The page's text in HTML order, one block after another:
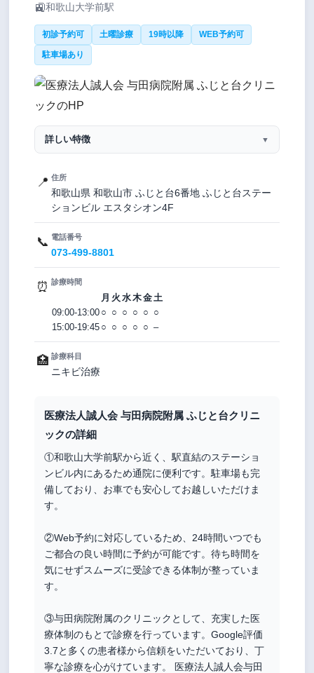
🚉和歌山大学前駅
初診予約可 土曜診療 19時以降 WEB予約可
駐車場あり
詳しい特徴 ▼
📍 住所
和歌山県 和歌山市 ふじと台6番地 ふじと台ステー
ションビル エスタシオン4F
📞 電話番号
073-499-8801
⏰ 診療時間
月 火 水木金 土
09:00-13:00 ○ ○ ○ ○ ○ ○
15:00-19:45 ○ ○ ○ ○ ○ –
🏥 診療科目
ニキビ治療
医療法人誠人会 与田病院附属 ふじと台クリニ
ックの詳細
①和歌山大学前駅から近く、駅直結のステーショ
ンビル内にあるため通院に便利です。駐車場も完
備しており、お車でも安心してお越しいただけま
す。
②Web予約に対応しているため、24時間いつでも
ご都合の良い時間に予約が可能です。待ち時間を
気にせずスムーズに受診できる体制が整っていま
す。
③与田病院附属のクリニックとして、充実した医
療体制のもとで診療を行っています。Google評価
3.7と多くの患者様から信頼をいただいており、丁
寧な診療を心がけています。 医療法人誠人会与田